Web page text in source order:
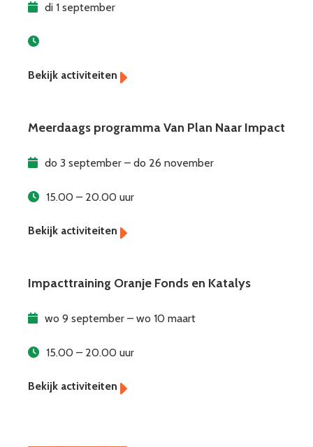
di 1 september
Meerdaags programma Van Plan Naar Impact
do 3 september – do 26 november
15.00 – 20.00 uur
Impacttraining Oranje Fonds en Katalys
wo 9 september – wo 10 maart
15.00 – 20.00 uur